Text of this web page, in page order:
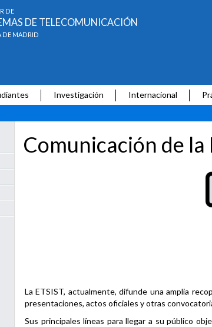
DE
DE TELECOMUNICACIÓN
DE MADRID
Investigación Internacional
Comunicación de la
La ETSIST, actualmente, difunde una amplia
presentaciones, actos oficiales y otras
Sus principales líneas para llegar a su público